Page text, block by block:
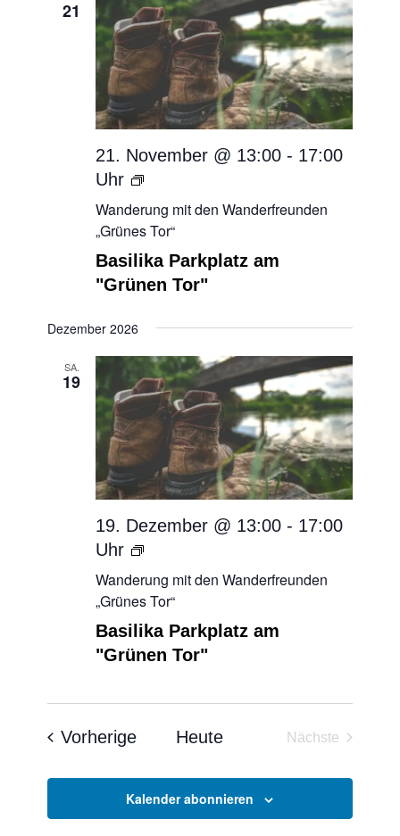
21
21. November @ 13:00 - 17:00
Wanderung
mit
den
Wanderfreunden
„Grünes
Wanderung mit den Wanderfreunden
„Grünes Tor“
Basilika Parkplatz am
"Grünen Tor"
Dezember 2026
SA.
19
19. Dezember @ 13:00 - 17:00
Wanderung
mit
den
Wanderfreunden
„Grünes
Wanderung mit den Wanderfreunden
„Grünes Tor“
Basilika Parkplatz am
"Grünen Tor"
VorherigeVeranstaltungen
Heute
Nächste
Kalender abonnieren